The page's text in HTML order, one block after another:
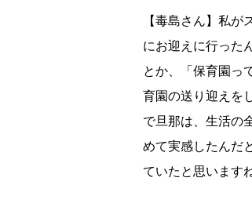
【毒島さん】私
にお迎えに行った
とか、「保育園っ
育園の送り迎えを
で旦那は、生活の
めて実感したんだ
ていたと思います